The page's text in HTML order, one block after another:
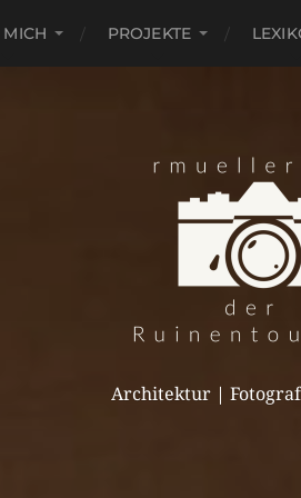
PROJEKTE
Architektur |